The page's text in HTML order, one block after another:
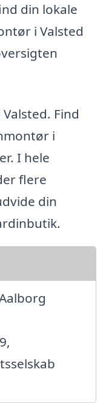
din lokale
i Valsted
Find
i
I hele
flere
din